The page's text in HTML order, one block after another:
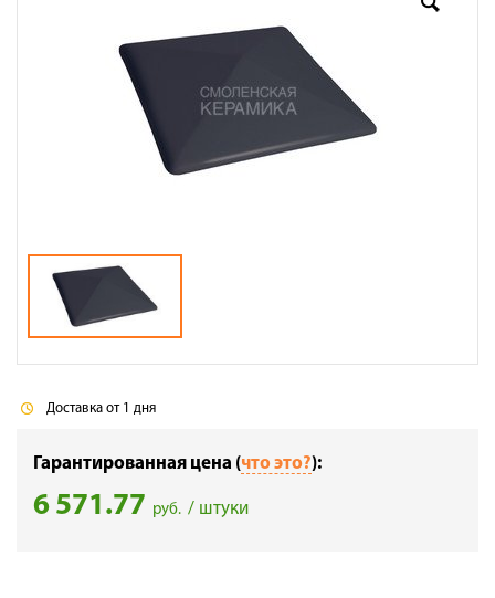
Сотрудничество
Галерея объектов
Доставка от 1 дня
Гарантированная цена (что это?):
6 571.77 руб. / штуки